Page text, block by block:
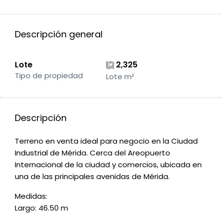
Descripción general
Lote
Tipo de propiedad
2,325
Lote m²
Descripción
Terreno en venta ideal para negocio en la Ciudad
Industrial de Mérida. Cerca del Areopuerto
Internacional de la ciudad y comercios, ubicada en
una de las principales avenidas de Mérida.
Medidas:
Largo: 46.50 m